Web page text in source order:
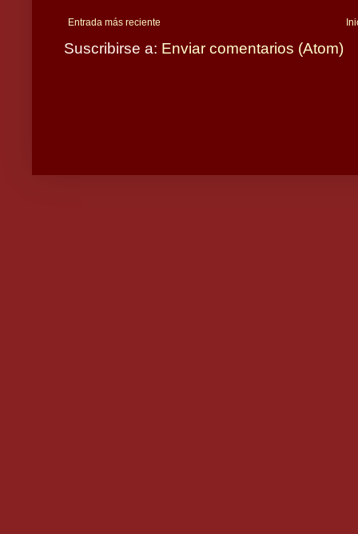
Entrada más reciente
Suscribirse a: Enviar comentarios (Atom)